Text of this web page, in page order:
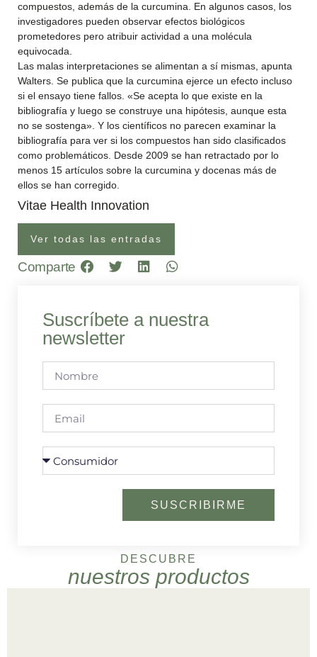
compuestos, además de la curcumina. En algunos casos, los
investigadores pueden observar efectos biológicos
prometedores pero atribuir actividad a una molécula
equivocada.
Las malas interpretaciones se alimentan a sí mismas, apunta
Walters. Se publica que la curcumina ejerce un efecto incluso
si el ensayo tiene fallos. «Se acepta lo que existe en la
bibliografía y luego se construye una hipótesis, aunque esta
no se sostenga». Y los científicos no parecen examinar la
bibliografía para ver si los compuestos han sido clasificados
como problemáticos. Desde 2009 se han retractado por lo
menos 15 artículos sobre la curcumina y docenas más de
ellos se han corregido.
Vitae Health Innovation
Ver todas las entradas
Comparte
Suscríbete a nuestra
newsletter
SUSCRIBIRME
DESCUBRE
nuestros productos